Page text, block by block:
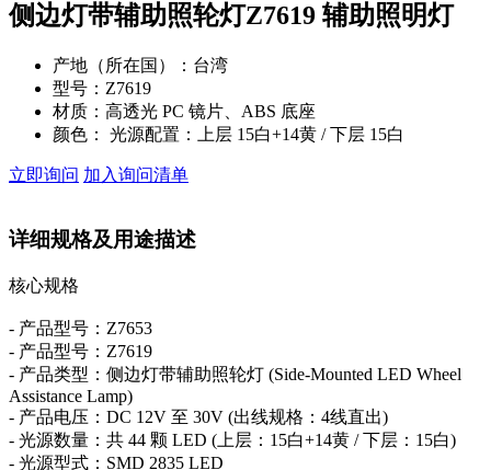
侧边灯带辅助照轮灯Z7619 辅助照明灯
产地（所在国）： 台湾
型号： Z7619
材质： 高透光 PC 镜片、ABS 底座
颜色：
光源配置：上层 15白+14黄 / 下层 15白
立即询问 加入询问清单
详细规格及用途描述
核心规格
- 产品型号：Z7653
- 产品型号：Z7619
- 产品类型：侧边灯带辅助照轮灯 (Side-Mounted LED Wheel
Assistance Lamp)
- 产品电压：DC 12V 至 30V (出线规格：4线直出)
- 光源数量：共 44 颗 LED (上层：15白+14黄 / 下层：15白)
- 光源型式：SMD 2835 LED